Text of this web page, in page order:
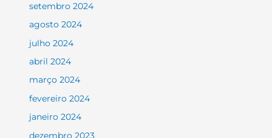
setembro 2024
agosto 2024
julho 2024
abril 2024
março 2024
fevereiro 2024
janeiro 2024
dezembro 2023